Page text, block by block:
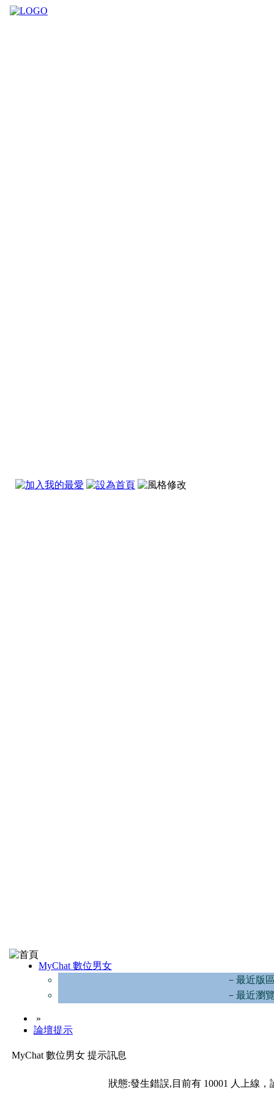
MyChat 數位男女
－最近版
－最近瀏
»
論壇提示
MyChat 數位男女 提示訊息
狀態:發生錯誤,目前有 10001 人上線